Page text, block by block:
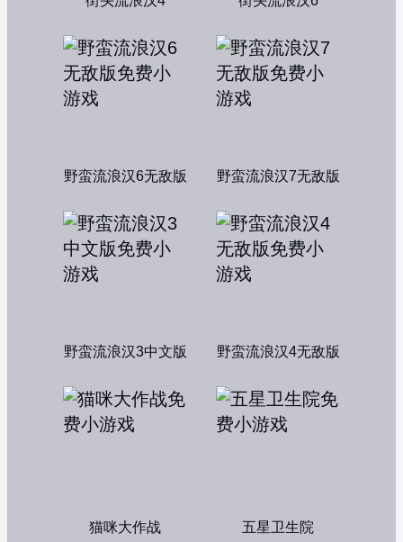
野蛮流浪汉6无敌版 野蛮流浪汉7无敌版
野蛮流浪汉3中文版 野蛮流浪汉4无敌版
猫咪大作战 五星卫生院